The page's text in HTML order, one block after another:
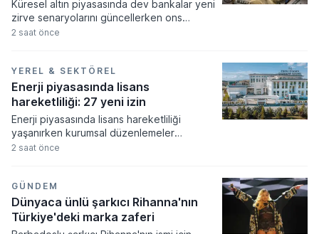
Küresel altın piyasasında dev bankalar yeni
zirve senaryolarını güncellerken ons
fiyatının 5.300 dolara kadar tırmanması
doğrultusunda revize edilen tahminler,
fiyatların orta ve uzun vadede tarihi
seviyeleri aşacağına işaret ediyor.
2 saat önce
YEREL & SEKTÖREL
Enerji piyasasında lisans
hareketliliği: 27 yeni izin
Enerji piyasasında lisans hareketliliği
yaşanırken kurumsal düzenlemeler
resmiyet kazandı. Enerji piyasası
yeni faaliyet izinleri verilirken bazı
işletmelerin yetkileri iptal edildi.
2 saat önce
GÜNDEM
Dünyaca ünlü şarkıcı Rihanna'nın
Türkiye'deki marka zaferi